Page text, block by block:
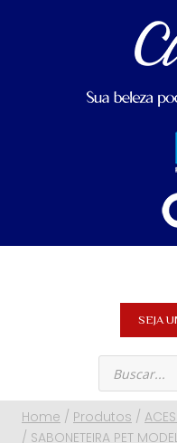
SEJA
Home / Produtos /
/ SABONETEIRA PET